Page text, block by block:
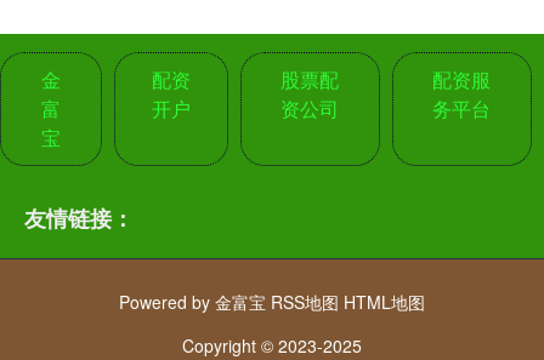
金
富
宝
配资
开户
股票配
资公司
配资服
务平台
友情链接：
Powered by 金富宝 RSS地图 HTML地图
Copyright © 2023-2025